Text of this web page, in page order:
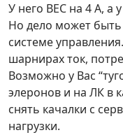
У него ВЕС на 4 А, а
Но дело может быть
системе
шарнирах ток,
Возможно у Вас
элеронов и на ЛК в
снять качалки с
нагрузки.